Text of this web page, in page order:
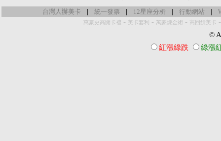
台灣人辦美卡 | 統一發票 | 12星座分析 | 行動網站 |
萬豪史高開卡禮 - 美卡套利 - 萬豪煉金術 - 高回饋美卡
©
紅漲綠跌
綠漲